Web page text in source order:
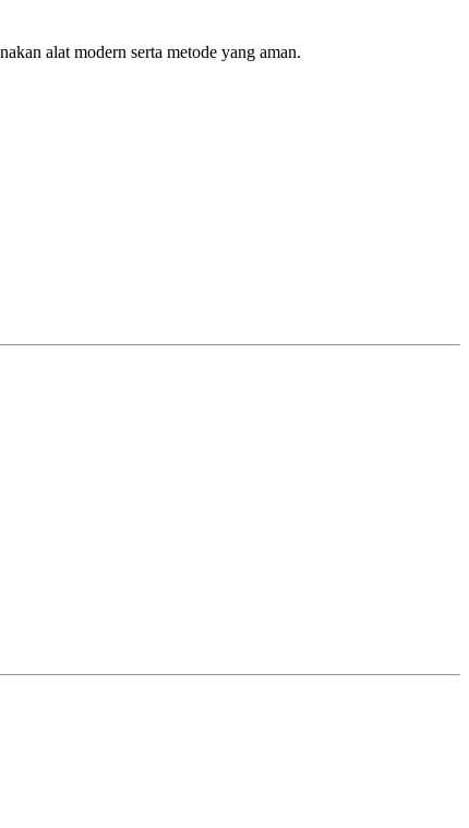
alat modern serta metode yang aman.